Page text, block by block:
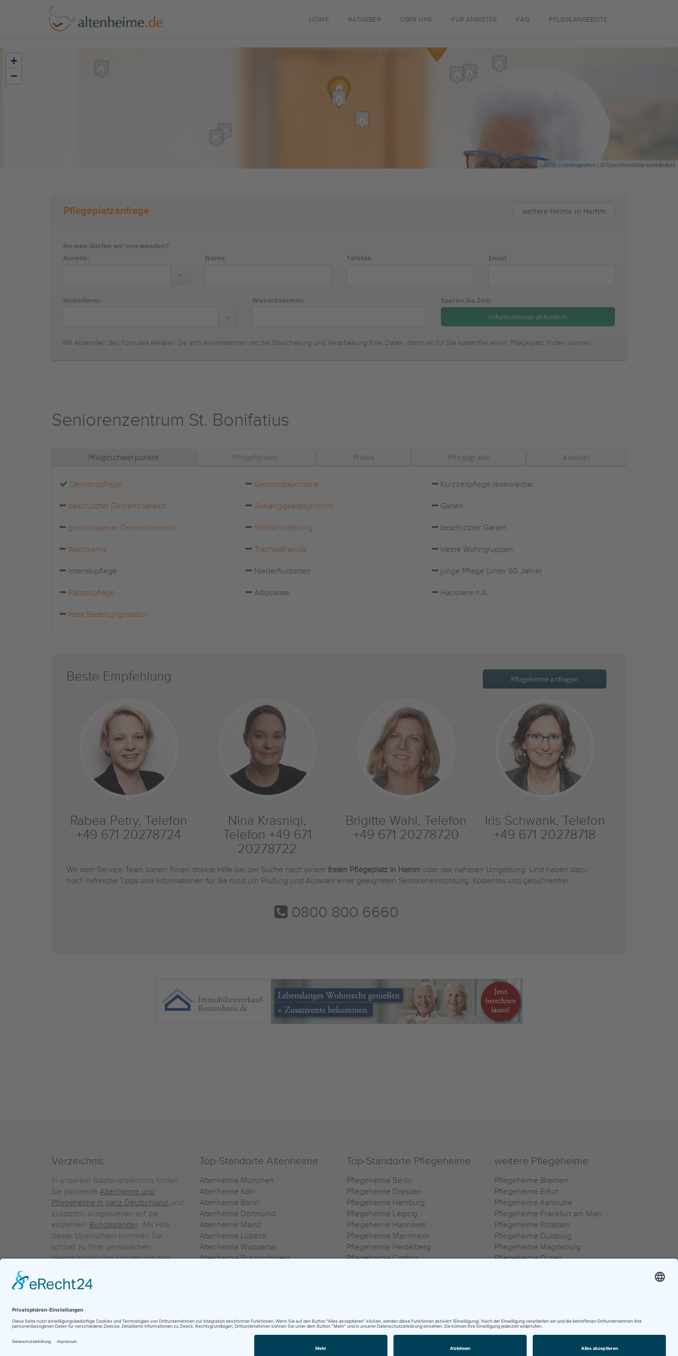
HOME RATGEBER ÜBER UNS FÜR ANBIETER FAQ PFLEGEANGEBOTE
+
−
Leaflet | meetingswitch | ©OpenStreetMapcontributors
Pflegeplatzanfrage weitere Heime in Hamm
An wen dürfen wir uns wenden?
Anrede:
Name Telefon Email
Wohnform: Wunschtermin: Sparen Sie Zeit:
Mit Absenden des Fomulars erklären Sie sich einverstanden mit der Speicherung und Verarbeitung Ihrer Daten, damit wir für Sie kostenfrei einen Pflegeplatz finden können.
Seniorenzentrum St. Bonifatius
Pflegeschwerpunkte Pflegeformen Preise Pflegegrade Kontakt
Demenzpflege Gerontopsychiatrie Kurzzeitpflege reservierbar
beschützter Demenzbereich Abhängigkeitssyndrom Garten
geschlossener Demenzbereich Sehbehinderung beschützter Garten
Wachkoma Trachealkanüle kleine Wohngruppen
Intensivpflege Niederflurbetten junge Pflege (unter 60 Jahre)
Palliativpflege Adipositas Haustiere n.A.
feste Beatmungsstation
Beste Empfehlung Pflegeheime anfragen
Rabea Petry, Telefon
+49 671 20278724
Nina Krasniqi,
Telefon +49 671
20278722
Brigitte Wahl, Telefon
+49 671 20278720
Iris Schwank, Telefon
+49 671 20278718
Wir vom Service-Team bieten Ihnen direkte Hilfe bei der Suche nach einem freien Pflegeplatz in Hamm oder der näheren Umgebung. Und haben dazu
noch hilfreiche Tipps und Informationen für Sie rund um Prüfung und Auswahl einer geeigneten Senioreneinrichtung. Kostenlos und gebührenfrei.
0800 800 6660
Verzeichnis
In unserem Städteverzeichnis finden
Sie passende Altenheime und
Pflegeheime in ganz Deutschland und
zusätzlich ausgewiesen auf die
einzelnen Bundesländer. Mit Hilfe
dieser Übersichten kommen Sie
schnell zu Ihrer persönlichen
Heimauswahl und können mit den
einzelnen Häuser Leistungsvergleiche
vornehmen.
Top-Standorte Altenheime
Altenheime München
Altenheime Köln
Altenheime Bonn
Altenheime Dortmund
Altenheime Mainz
Altenheime Lübeck
Altenheime Wuppertal
Altenheime Braunschweig
Top-Standorte Pflegeheime
Pflegeheime Berlin
Pflegeheime Dresden
Pflegeheime Hamburg
Pflegeheime Leipzig
Pflegeheime Hannover
Pflegeheime Mannheim
Pflegeheime Heidelberg
Pflegeheime Cottbus
weitere Pflegeheime
Pflegeheime Bremen
Pflegeheime Erfurt
Pflegeheime Karlsruhe
Pflegeheime Frankfurt am Main
Pflegeheime Potsdam
Pflegeheime Duisburg
Pflegeheime Magdeburg
Pflegeheime Düren
0800 800 666 0